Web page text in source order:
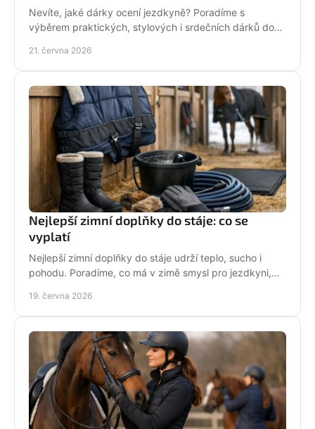
Nevíte, jaké dárky ocení jezdkyně? Poradíme s
výběrem praktických, stylových i srdečních dárků do
21. června 2026
Nejlepší zimní doplňky do stáje: co se
vyplatí
Nejlepší zimní doplňky do stáje udrží teplo, sucho i
pohodu. Poradíme, co má v zimě smysl pro jezdkyni,
19. června 2026